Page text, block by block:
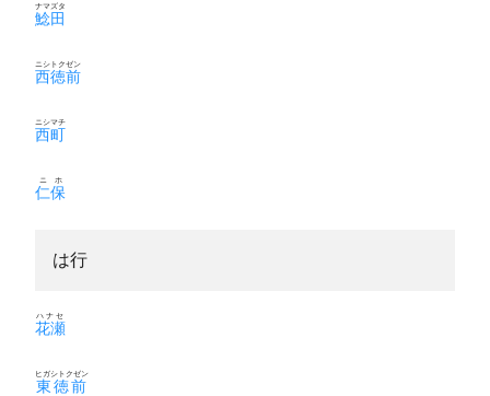
鯰田
ナマズタ
西徳前
ニシトクゼン
西町
ニシマチ
仁保
ニホ
は行
花瀬
ハナセ
東徳前
ヒガシトクゼン